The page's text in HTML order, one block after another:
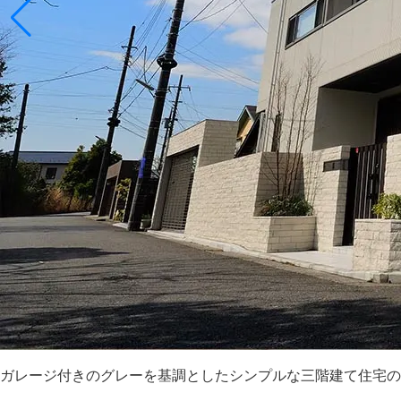
ガレージ付きのグレーを基調としたシンプルな三階建て住宅